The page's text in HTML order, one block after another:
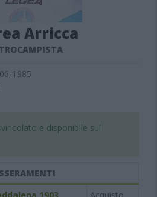
Arricca
1985
e disponibile sul